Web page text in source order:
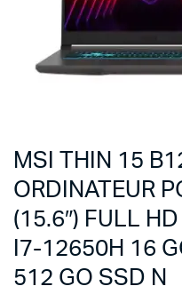
Previous
Next
MSI THIN 15
ORDINATEUR
(15.6″) FULL
I7-12650H 16
512 GO SSD N